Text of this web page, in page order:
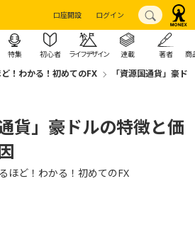
口座開設 ログイン
特集 初心者 ライフデザイン 連載 著者 商
！わかる！初めてのFX
「資源国通貨」豪ド
貨」豪ドルの特徴と価
ほど！わかる！初めてのFX